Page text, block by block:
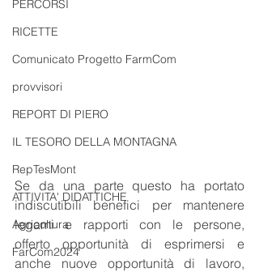
PERCORSI
RICETTE
Comunicato Progetto FarmCom
provvisori
REPORT DI PIERO
IL TESORO DELLA MONTAGNA
RepTesMont
ATTIVITA' DIDATTICHE
Agricoltura
FarCom2024
Se da una parte questo ha portato
indiscutibili benefici per mantenere
legami e rapporti con le persone,
offerto opportunità di esprimersi e
anche nuove opportunità di lavoro,